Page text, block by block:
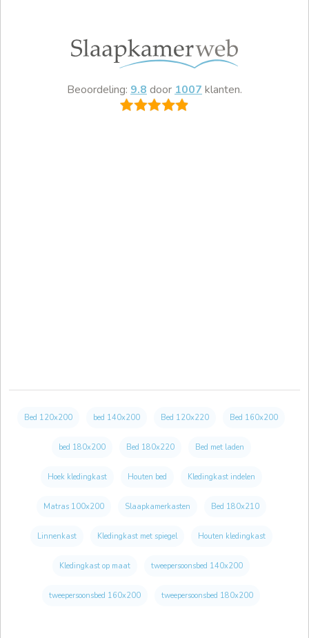
Beoordeling: 9.8 door 1007 klanten.
Bed 120x200 bed 140x200 Bed 120x220 Bed 160x200
bed 180x200 Bed 180x220 Bed met laden
Hoek kledingkast Houten bed Kledingkast indelen
Matras 100x200 Slaapkamerkasten Bed 180x210
Linnenkast Kledingkast met spiegel Houten kledingkast
Kledingkast op maat tweepersoonsbed 140x200
tweepersoonsbed 160x200 tweepersoonsbed 180x200